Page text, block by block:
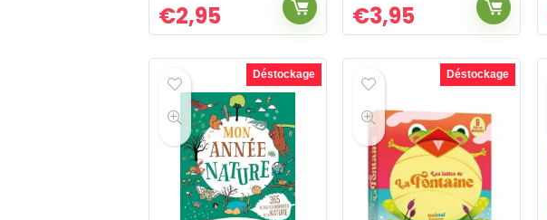
€2,95 €3,95
Déstockage Déstockage